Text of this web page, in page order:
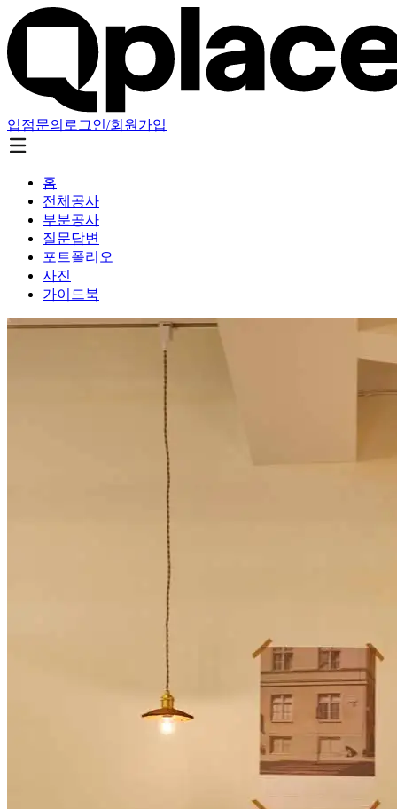
입점문의 로그인/회원가입
홈
전체공사
부분공사
질문답변
포트폴리오
사진
가이드북